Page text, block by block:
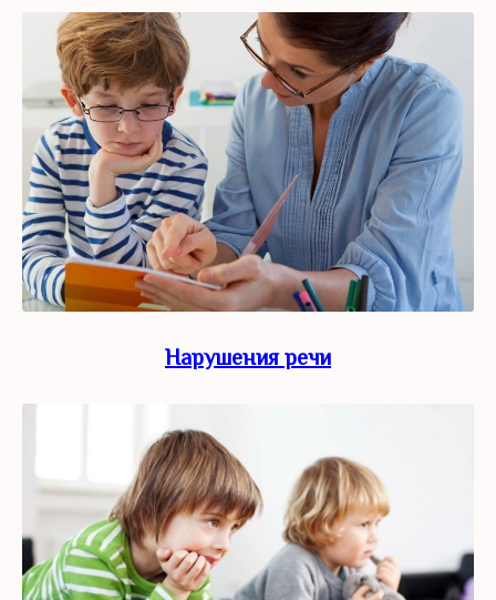
Нарушения речи